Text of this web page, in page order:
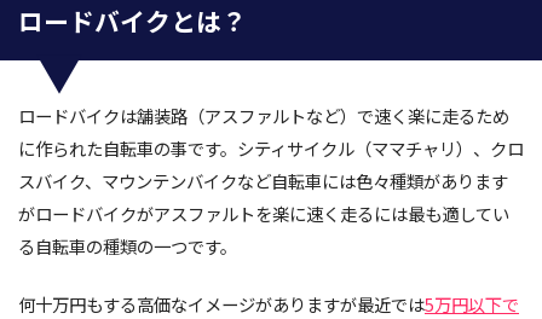
ロードバイクとは？
ロードバイクは舗装路（アスファルトなど）で速く楽に走るため
に作られた自転車の事です。シティサイクル（ママチャリ）、クロ
スバイク、マウンテンバイクなど自転車には色々種類があります
がロードバイクがアスファルトを楽に速く走るには最も適してい
る自転車の種類の一つです。
何十万円もする高価なイメージがありますが最近では5万円以下で